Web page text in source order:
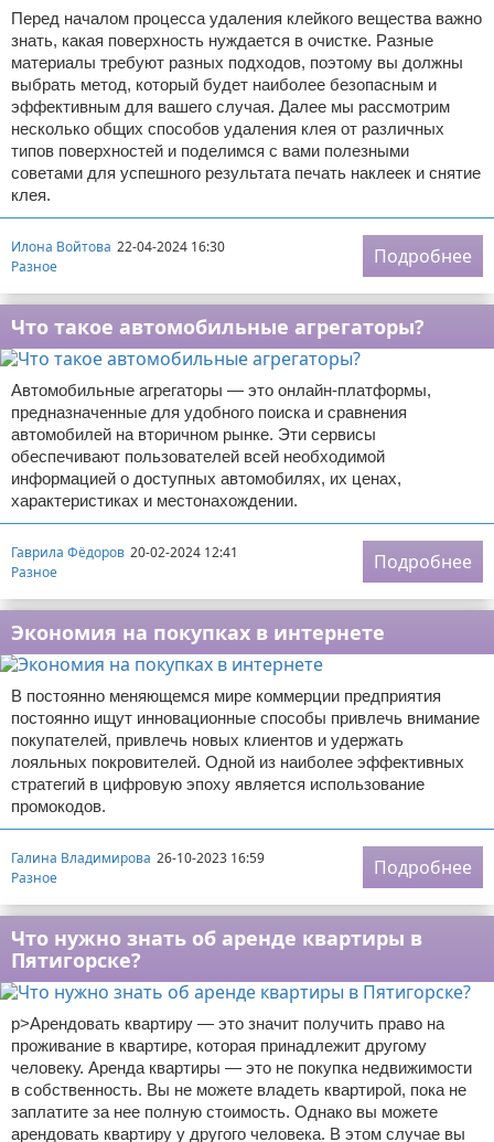
Перед началом процесса удаления клейкого вещества важно
знать, какая поверхность нуждается в очистке. Разные
материалы требуют разных подходов, поэтому вы должны
выбрать метод, который будет наиболее безопасным и
эффективным для вашего случая. Далее мы рассмотрим
несколько общих способов удаления клея от различных
типов поверхностей и поделимся с вами полезными
советами для успешного результата печать наклеек и снятие
клея.
Илона Войтова 22-04-2024 16:30
Разное
Подробнее
Что такое автомобильные агрегаторы?
Автомобильные агрегаторы — это онлайн-платформы,
предназначенные для удобного поиска и сравнения
автомобилей на вторичном рынке. Эти сервисы
обеспечивают пользователей всей необходимой
информацией о доступных автомобилях, их ценах,
характеристиках и местонахождении.
Гаврила Фёдоров 20-02-2024 12:41
Разное
Подробнее
Экономия на покупках в интернете
В постоянно меняющемся мире коммерции предприятия
постоянно ищут инновационные способы привлечь внимание
покупателей, привлечь новых клиентов и удержать
лояльных покровителей. Одной из наиболее эффективных
стратегий в цифровую эпоху является использование
промокодов.
Галина Владимирова 26-10-2023 16:59
Разное
Подробнее
Что нужно знать об аренде квартиры в
Пятигорске?
p>Арендовать квартиру — это значит получить право на
проживание в квартире, которая принадлежит другому
человеку. Аренда квартиры — это не покупка недвижимости
в собственность. Вы не можете владеть квартирой, пока не
заплатите за нее полную стоимость. Однако вы можете
арендовать квартиру у другого человека. В этом случае вы